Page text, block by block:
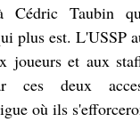
Cédric Taubin
plus est. L'USSP
joueurs et aux
ces deux
où ils